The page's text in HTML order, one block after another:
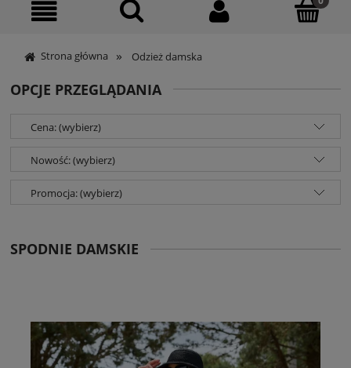
Strona główna » Odzież damska
OPCJE PRZEGLĄDANIA
Cena: (wybierz)
Nowość: (wybierz)
Promocja: (wybierz)
SPODNIE DAMSKIE